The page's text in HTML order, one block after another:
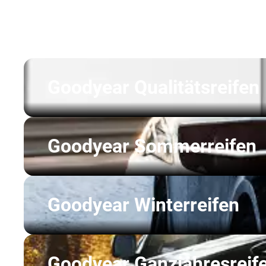
Goodyear Sommerreifen
Goodyear Winterreifen